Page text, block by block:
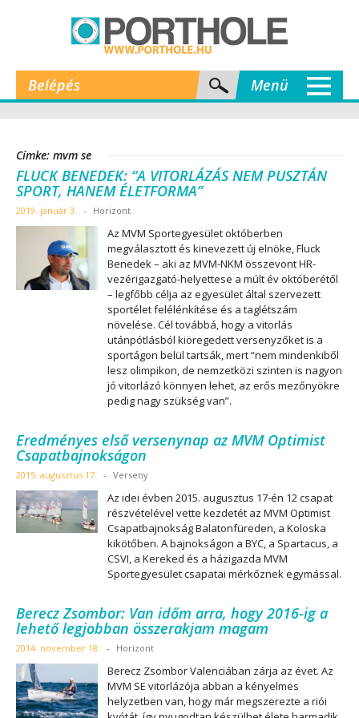
Belépés Menü
Címke: mvm se
FLUCK BENEDEK: “A VITORLÁZÁS NEM PUSZTÁN
SPORT, HANEM ÉLETFORMA”
2019. január 3. - Horizont
Az MVM Sportegyesület októberben
megválasztott és kinevezett új elnöke, Fluck
Benedek – aki az MVM-NKM összevont HR-
vezérigazgató-helyettese a múlt év októberétől
– legfőbb célja az egyesület által szervezett
sportélet felélénkítése és a taglétszám
növelése. Cél továbbá, hogy a vitorlás
utánpótlásból kiöregedett versenyzőket is a
sportágon belül tartsák, mert “nem mindenkiből
lesz olimpikon, de nemzetközi szinten is nagyon
jó vitorlázó könnyen lehet, az erős mezőnyökre
pedig nagy szükség van”.
Eredményes első versenynap az MVM Optimist
Csapatbajnokságon
2015. augusztus 17. - Verseny
Az idei évben 2015. augusztus 17-én 12 csapat
részvételével vette kezdetét az MVM Optimist
Csapatbajnokság Balatonfüreden, a Koloska
kikötőben. A bajnokságon a BYC, a Spartacus, a
CSVI, a Kereked és a házigazda MVM
Sportegyesület csapatai mérkőznek egymással.
Berecz Zsombor: Van időm arra, hogy 2016-ig a
lehető legjobban összerakjam magam
2014. november 18. - Horizont
Berecz Zsombor Valenciában zárja az évet. Az
MVM SE vitorlázója abban a kényelmes
helyzetben van, hogy már megszerezte a riói